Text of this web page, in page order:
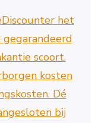
het
scoort.
kosten
Dé
bij